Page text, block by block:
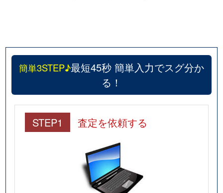
簡単3STEP♪最短45秒 簡単入力でスグ分か
る！
STEP1 査定を依頼する